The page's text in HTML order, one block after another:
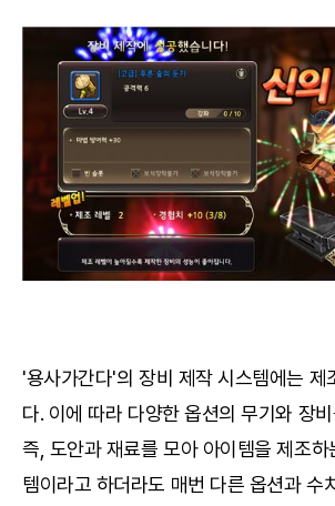
'용사가간다'의 장비 제작 시스템에는 제
다. 이에 따라 다양한 옵션의 무기와 장
즉, 도안과 재료를 모아 아이템을 제조하
템이라고 하더라도 매번 다른 옵션과 수